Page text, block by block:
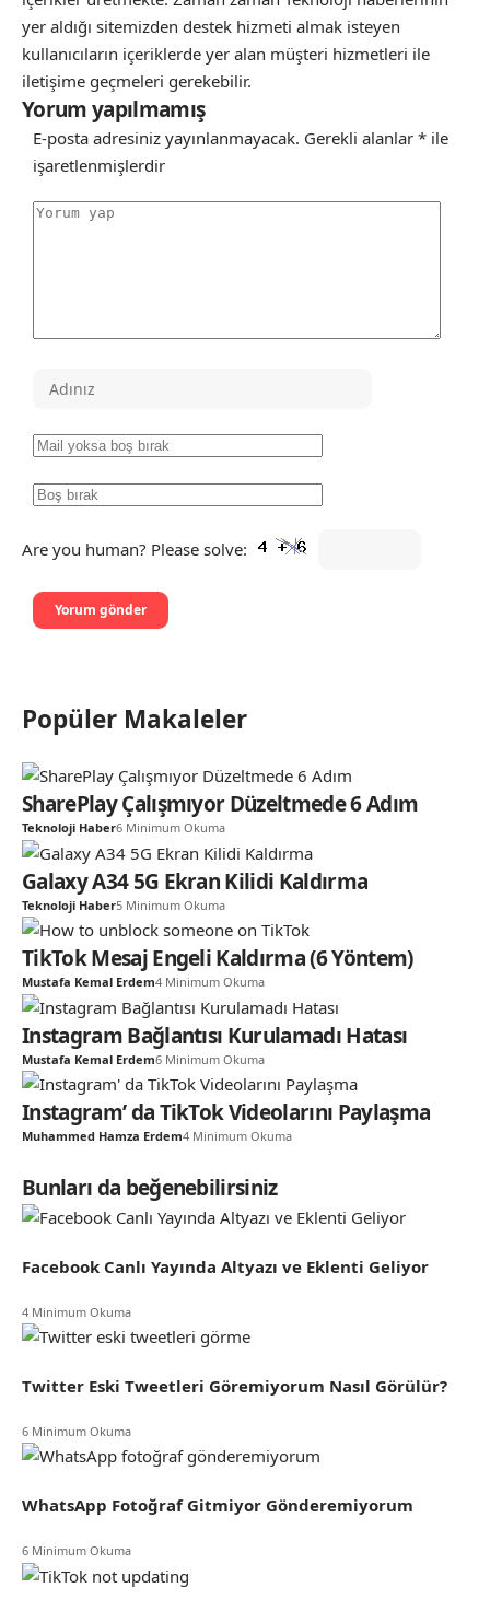
yer aldığı sitemizden destek hizmeti almak isteyen
kullanıcıların içeriklerde yer alan müşteri hizmetleri ile
iletişime geçmeleri gerekebilir.
Yorum yapılmamış
E-posta adresiniz yayınlanmayacak. Gerekli alanlar * ile
işaretlenmişlerdir
Are you human? Please solve:
Popüler Makaleler
SharePlay Çalışmıyor Düzeltmede 6 Adım
Teknoloji Haber6 Minimum Okuma
Galaxy A34 5G Ekran Kilidi Kaldırma
Teknoloji Haber5 Minimum Okuma
TikTok Mesaj Engeli Kaldırma (6 Yöntem)
Mustafa Kemal Erdem4 Minimum Okuma
Instagram Bağlantısı Kurulamadı Hatası
Mustafa Kemal Erdem6 Minimum Okuma
Instagram’ da TikTok Videolarını Paylaşma
Muhammed Hamza Erdem4 Minimum Okuma
Bunları da beğenebilirsiniz
Facebook Canlı Yayında Altyazı ve Eklenti Geliyor
4 Minimum Okuma
Twitter Eski Tweetleri Göremiyorum Nasıl Görülür?
6 Minimum Okuma
WhatsApp Fotoğraf Gitmiyor Gönderemiyorum
6 Minimum Okuma